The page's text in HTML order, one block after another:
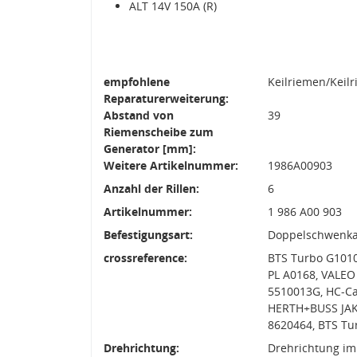
ALT 14V 150A (R)
empfohlene
Reparaturerweiterung:
Keilriemen/
Abstand von
Riemenscheibe zum
Generator [mm]:
39
Weitere Artikelnummer:
1986A00903
Anzahl der Rillen:
6
Artikelnummer:
1 986 A00 903
Befestigungsart:
crossreference:
BTS Turbo
PL A0168,
5510013G, HC-
HERTH+BUSS
8620464, BTS
Drehrichtung:
Drehrichtung